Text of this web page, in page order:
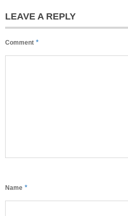
LEAVE A REPLY
Comment *
Name *